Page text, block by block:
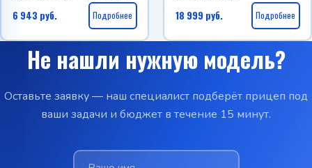
6 943 руб. Подробнее 18 999 руб. Подробнее
Не нашли нужную модель?
Оставьте заявку — наш специалист подберёт прицеп под
ваши задачи и бюджет в течение 15 минут.